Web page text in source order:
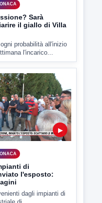
Sarà
il giallo di Villa
probabilità all'inizio
l'incarico...